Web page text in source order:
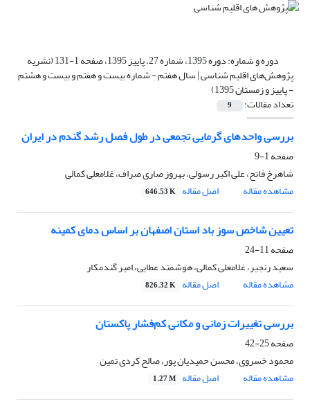
دوره و شماره: دوره 1395، شماره 27، پاییز 1395، صفحه 1-131 (نشریه
پژوهش‌های اقلیم شناسی | سال هفتم - شماره بیست و هفتم و بیست و هشتم
- پاییز و زمستان 1395)
تعداد مقالات: 9
بررسی واحدهای گرمایی تجمعی در طول فصل رشد گندم در ایران
صفحه1-9
شاهرخ فاتح، علی اکبر رسولی، بهروز صاری صراف، غلامعلی کمالی
مشاهده مقاله
اصل مقاله 646.53 K
تعیین شاخص سوز باد استان اصفهان بر اساس دمای کمینه
صفحه11-24
سعید رنجیر، غلامعلی کمالی، هوشمند عطایی، امیر گندمکار
مشاهده مقاله
اصل مقاله 826.32 K
بررسی تغییرات زمانی و مکانی کم‌فشار پاکستان
صفحه25-42
محمود خسروی، محسن حمیدیان پور، صالح کردی تمین
مشاهده مقاله
اصل مقاله 1.27 M